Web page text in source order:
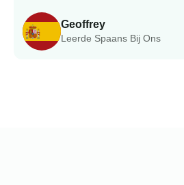
Geoffrey
Leerde Spaans Bij Ons